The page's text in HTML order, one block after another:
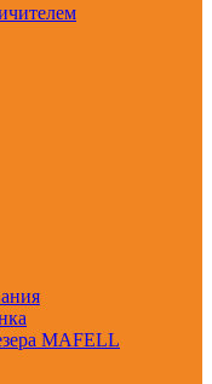
MAFELL